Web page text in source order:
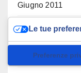
Giugno 2011
Maggio 2011
Aprile 2011
Le tue
Informativa sulla